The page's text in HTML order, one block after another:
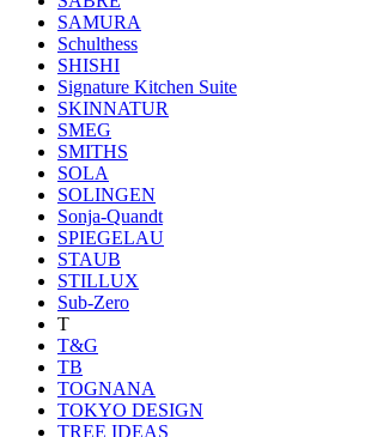
SAMURA
Schulthess
SHISHI
Signature Kitchen Suite
SKINNATUR
SMEG
SMITHS
SOLA
SOLINGEN
Sonja-Quandt
SPIEGELAU
STAUB
STILLUX
Sub-Zero
T
T&G
TB
TOGNANA
TOKYO DESIGN
TREE IDEAS